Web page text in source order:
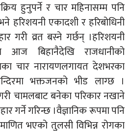
हुनुपर्ने र चार महिनासम्म पनि
हरिशयनी एकादशी र हरिबोधिनी
गरी व्रत बस्ने गर्छन् ।हरिशयनी
आज बिहानैदेखि राजधानीको
चार नारायणलगायत देशभरका
भक्तजनको भीड लाग्छ ।
चामलबाट बनेका परिकार नखाने
गर्ने गरिन्छ ।वैज्ञानिक रूपमा पनि
भएको तुलसी विभिन्न रोगका